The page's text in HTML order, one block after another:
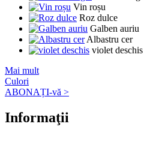
Vin roșu
Roz dulce
Galben auriu
Albastru cer
violet deschis
Mai mult
Culori
ABONAȚI-vă >
Informaţii